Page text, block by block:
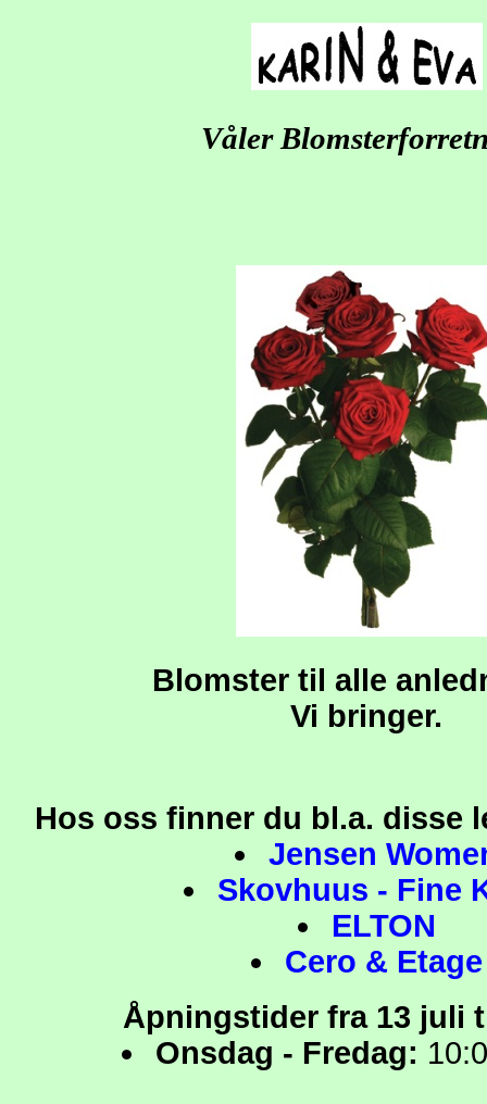
Våler
Blomster til alle
Vi bringer.
Hos oss finner du bl.a. disse
Jensen
Skovhuus - Fine
ELTON
Cero & Etage
Åpningstider fra 13 juli
Onsdag - Fredag: